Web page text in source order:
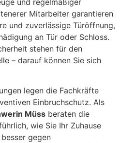
Mitarbeiter garantieren
und zuverlässige Türöffnung,
an Tür oder Schloss.
stehen für den
– darauf können Sie sich
legen die Fachkräfte
Einbruchschutz. Als
Müss beraten die
wie Sie Ihr Zuhause
gegen